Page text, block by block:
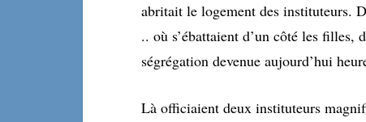
abritait le logement des instituteurs.
.. où s’ébattaient d’un côté les filles,
ségrégation devenue aujourd’hui
Là officiaient deux instituteurs